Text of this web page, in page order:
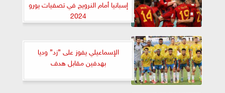
إسبانيا أمام النرويج في تصفيات يورو
2024
الإسماعيلي يفوز على ”زد” وديا
بهدفين مقابل هدف